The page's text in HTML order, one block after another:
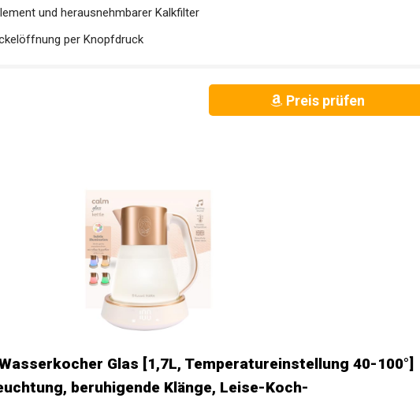
und herausnehmbarer Kalkfilter
per Knopfdruck
Preis prüfen
Glas [1,7L, Temperatureinstellung 40-100°]
beruhigende Klänge, Leise-Koch-